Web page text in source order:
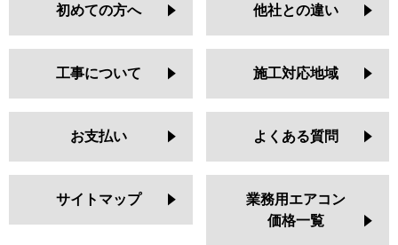
初めての方へ 他社との違い
工事について 施工対応地域
お支払い よくある質問
サイトマップ
業務用エアコン
価格一覧